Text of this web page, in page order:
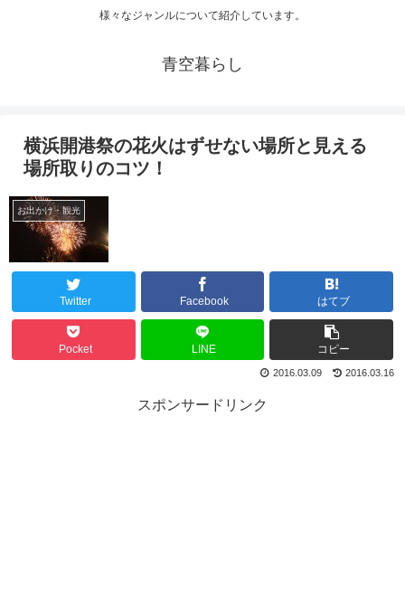
様々なジャンルについて紹介しています。
青空暮らし
横浜開港祭の花火はずせない場所と見える
場所取りのコツ！
お出かけ・観光
Twitter Facebook はてブ
Pocket LINE コピー
2016.03.16
2016.03.09
スポンサードリンク